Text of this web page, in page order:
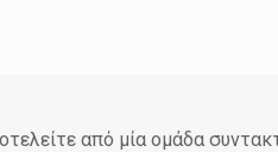
από μία ομάδα